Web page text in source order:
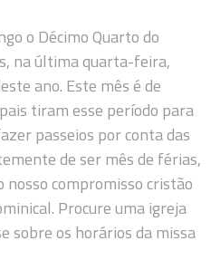
o Décimo Quarto do
na última quarta-feira,
ano. Este mês é de
tiram esse período para
passeios por conta das
de ser mês de férias,
nosso compromisso cristão
Procure uma igreja
sobre os horários da missa